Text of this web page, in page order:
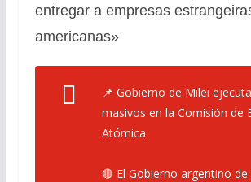
entregar a empresas
americanas»
📌 Gobierno de Milei
masivos en la Comisión de
Atómica
🔴 El Gobierno argentino de